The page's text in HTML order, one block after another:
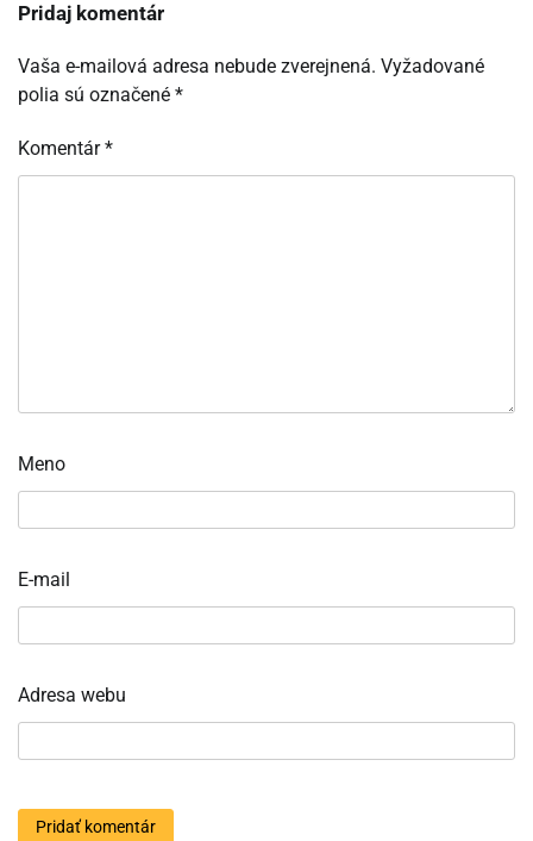
Pridaj komentár
Vaša e-mailová adresa nebude zverejnená. Vyžadované
polia sú označené *
Komentár*
Meno
E-mail
Adresa webu